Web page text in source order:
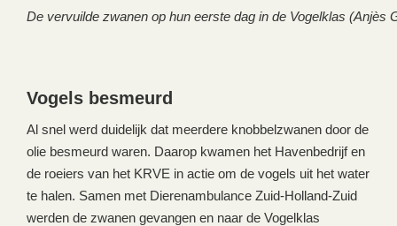
De vervuilde zwanen op hun eerste dag in de Vogelklas (Anjès
Vogels besmeurd
Al snel werd duidelijk dat meerdere knobbelzwanen door de
olie besmeurd waren. Daarop kwamen het Havenbedrijf en
de roeiers van het KRVE in actie om de vogels uit het water
te halen. Samen met Dierenambulance Zuid-Holland-Zuid
werden de zwanen gevangen en naar de Vogelklas